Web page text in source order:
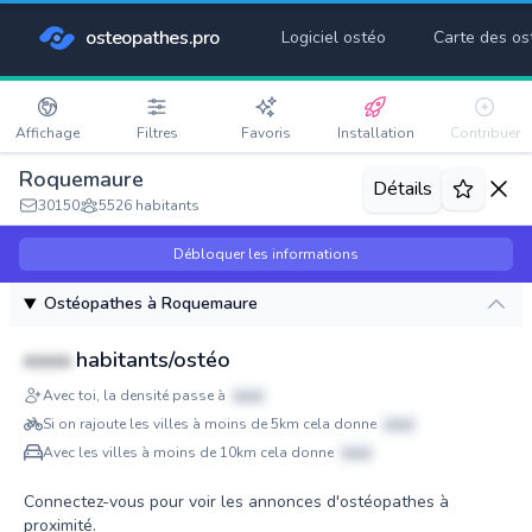
osteopathes.pro Logiciel ostéo Carte des
Affichage Filtres Favoris Installation Contribuer
Roquemaure
30150 5526 habitants
Détails
Débloquer les informations
Ostéopathes à Roquemaure
xxxx habitants/ostéo
Avec toi, la densité passe à
xxxx
Si on rajoute les villes à moins de 5km cela donne
xxxx
Avec les villes à moins de 10km cela donne
xxxx
Connectez-vous pour voir les annonces d'ostéopathes à
proximité.